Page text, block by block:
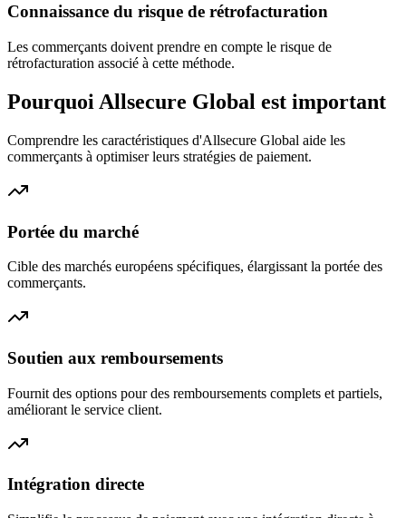
Connaissance du risque de rétrofacturation
Les commerçants doivent prendre en compte le risque de
rétrofacturation associé à cette méthode.
Pourquoi Allsecure Global est important
Comprendre les caractéristiques d'Allsecure Global aide les
commerçants à optimiser leurs stratégies de paiement.
Portée du marché
Cible des marchés européens spécifiques, élargissant la portée des
commerçants.
Soutien aux remboursements
Fournit des options pour des remboursements complets et partiels,
améliorant le service client.
Intégration directe